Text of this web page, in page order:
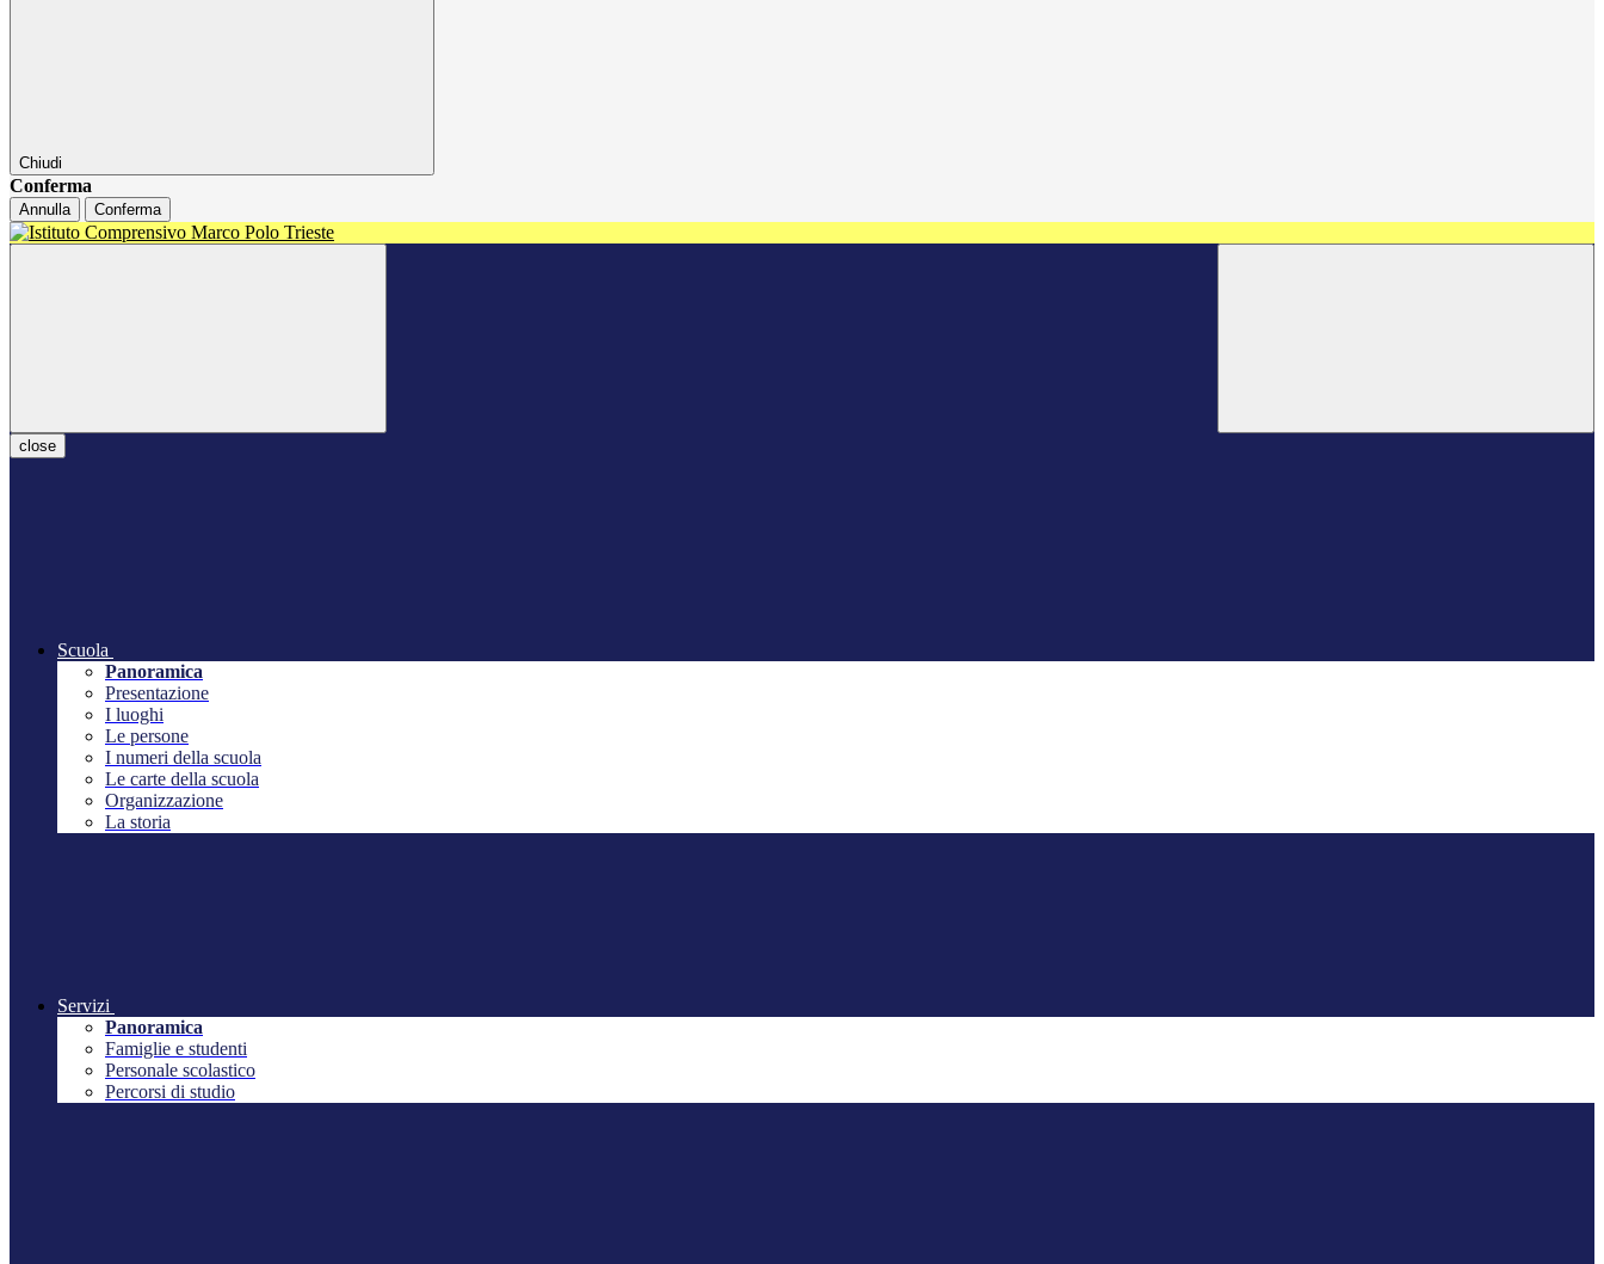
Chiudi
Conferma
Annulla Conferma
close
Scuola
Panoramica
Presentazione
I luoghi
Le persone
I numeri della scuola
Le carte della scuola
Organizzazione
La storia
Servizi
Panoramica
Famiglie e studenti
Personale scolastico
Percorsi di studio